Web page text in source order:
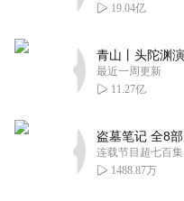
19.04亿
最近一周更新
11.27亿
连载节目超七百集
1488.87万